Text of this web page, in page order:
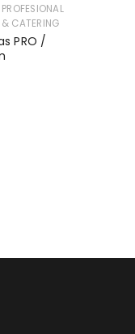
CATERING
PRO /